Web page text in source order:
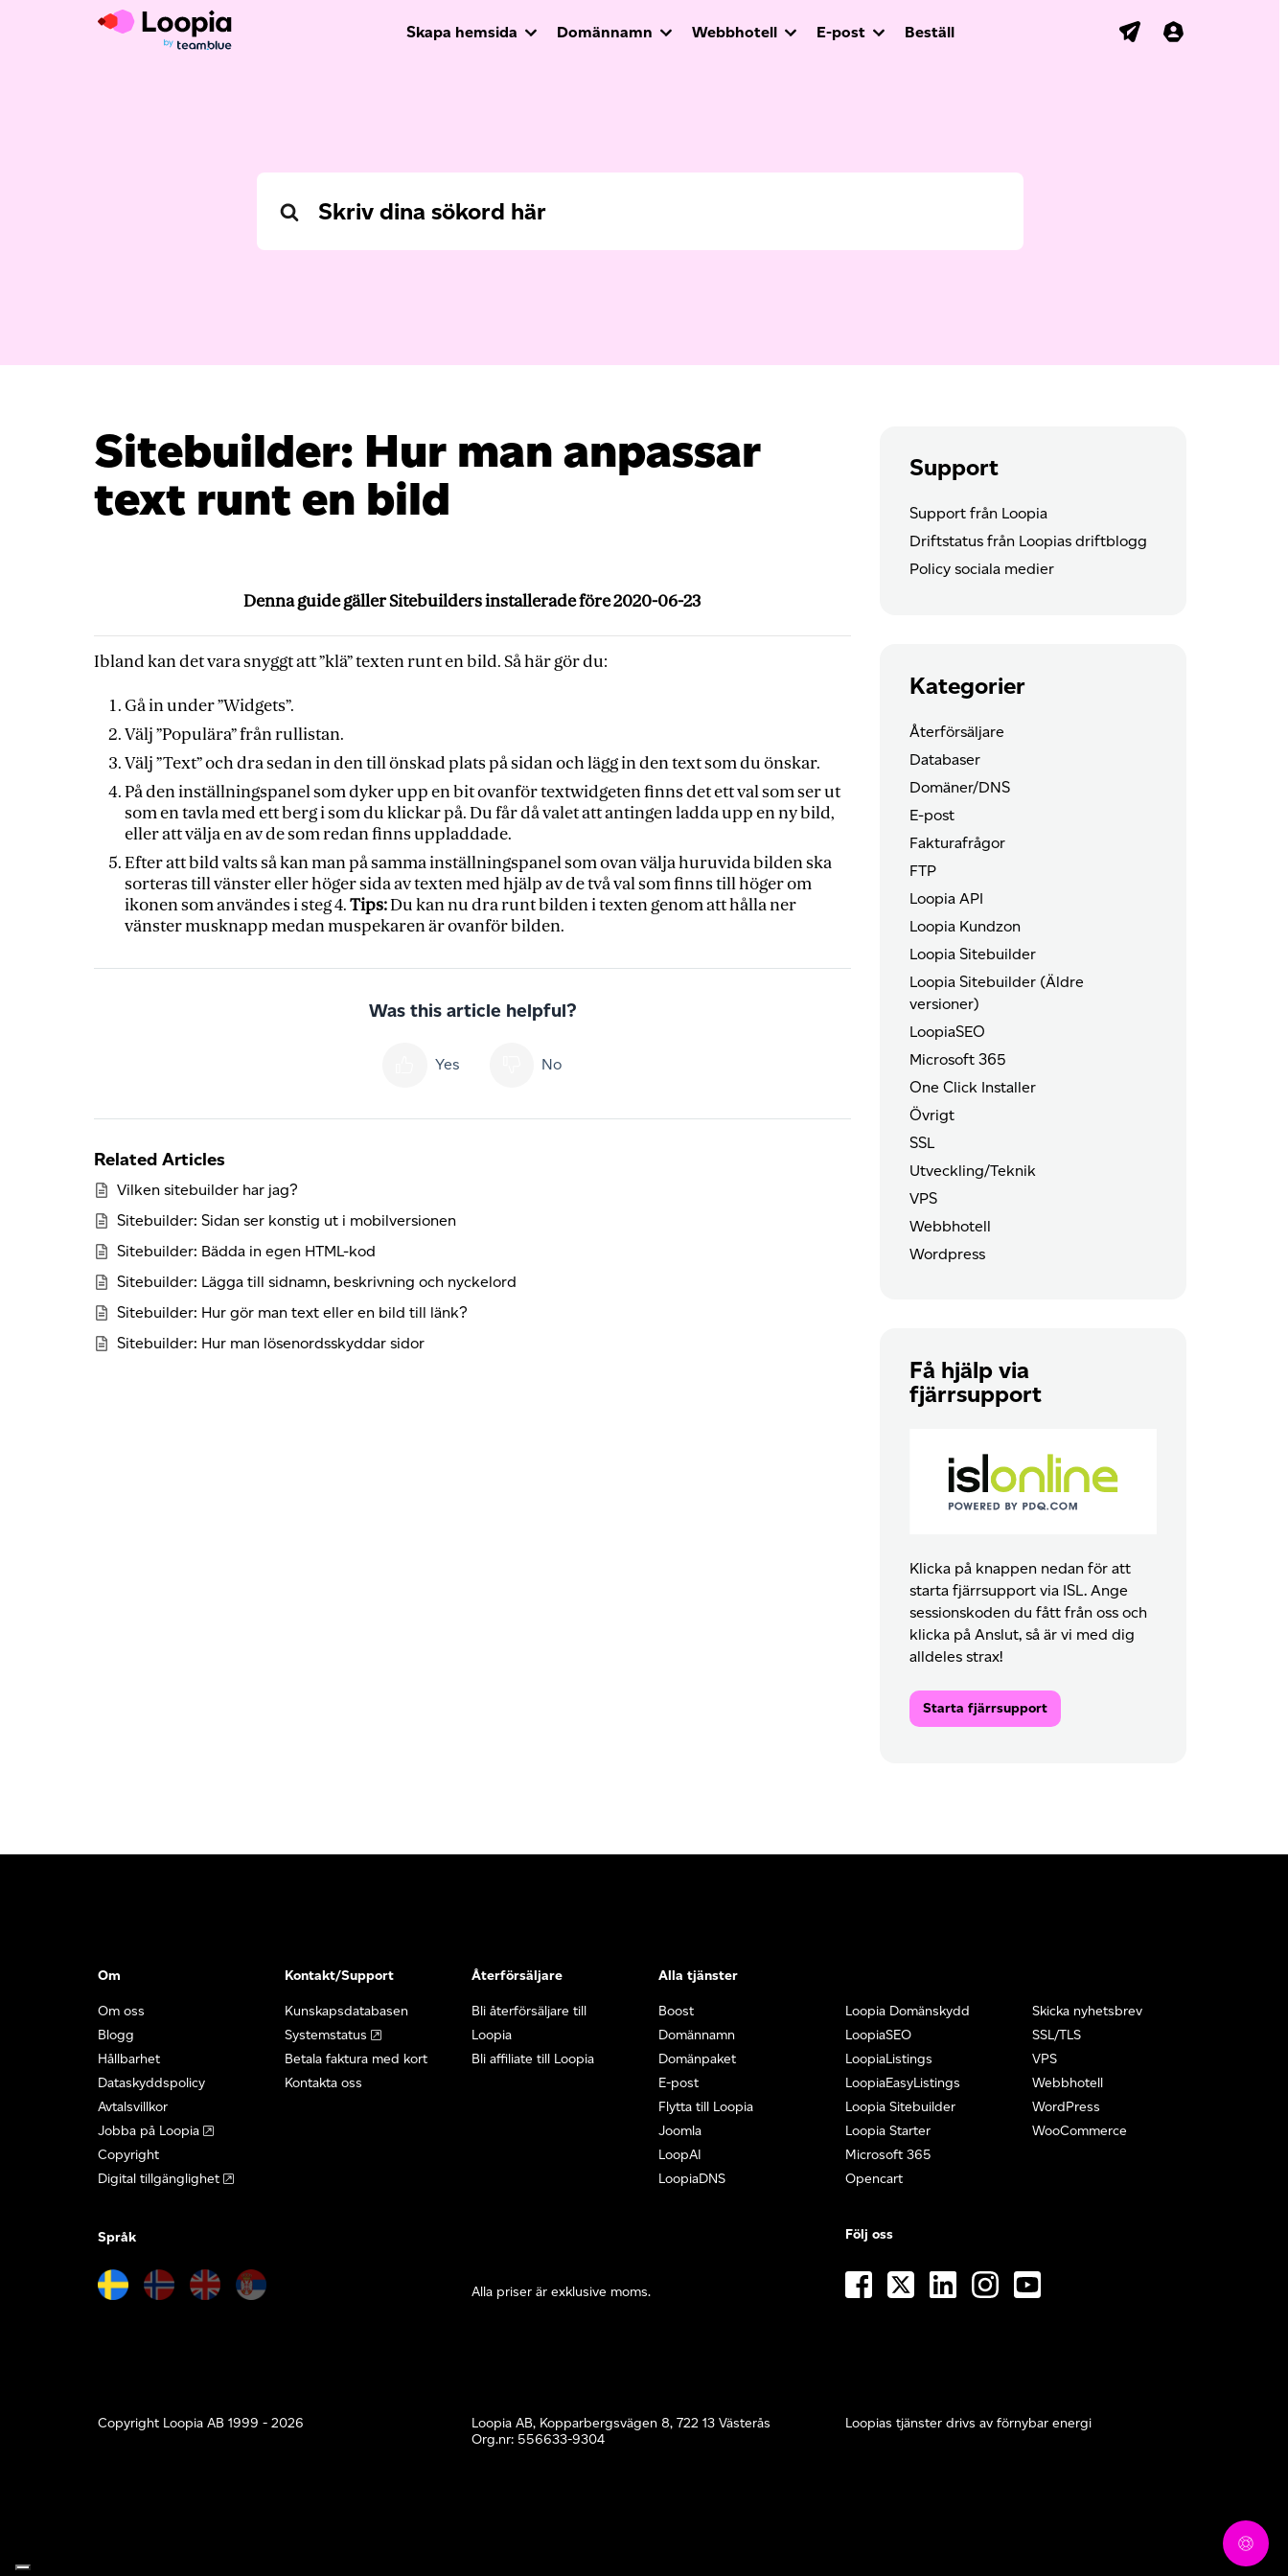
Skapa hemsida Domännamn Webbhotell E-post Beställ
Search
Sitebuilder: Hur man anpassar
text runt en bild
Denna guide gäller Sitebuilders installerade före 2020-06-23
Ibland kan det vara snyggt att ”klä” texten runt en bild. Så här gör du:
Gå in under ”Widgets”.
Välj ”Populära” från rullistan.
Välj ”Text” och dra sedan in den till önskad plats på sidan och lägg in den text som du önskar.
På den inställningspanel som dyker upp en bit ovanför textwidgeten finns det ett val som ser ut
som en tavla med ett berg i som du klickar på. Du får då valet att antingen ladda upp en ny bild,
eller att välja en av de som redan finns uppladdade.
Efter att bild valts så kan man på samma inställningspanel som ovan välja huruvida bilden ska
sorteras till vänster eller höger sida av texten med hjälp av de två val som finns till höger om
ikonen som användes i steg 4.Tips:Du kan nu dra runt bilden i texten genom att hålla ner
vänster musknapp medan muspekaren är ovanför bilden.
Was this article helpful?
Yes No
Related Articles
Vilken sitebuilder har jag?
Sitebuilder: Sidan ser konstig ut i mobilversionen
Sitebuilder: Bädda in egen HTML-kod
Sitebuilder: Lägga till sidnamn, beskrivning och nyckelord
Sitebuilder: Hur gör man text eller en bild till länk?
Sitebuilder: Hur man lösenordsskyddar sidor
Support
Support från Loopia
Driftstatus från Loopias driftblogg
Policy sociala medier
Kategorier
Återförsäljare
Databaser
Domäner/DNS
E-post
Fakturafrågor
FTP
Loopia API
Loopia Kundzon
Loopia Sitebuilder
Loopia Sitebuilder (Äldre
versioner)
LoopiaSEO
Microsoft 365
One Click Installer
Övrigt
SSL
Utveckling/Teknik
VPS
Webbhotell
Wordpress
Få hjälp via
fjärrsupport
Klicka på knappen nedan för att
starta fjärrsupport via ISL. Ange
sessionskoden du fått från oss och
klicka på Anslut, så är vi med dig
alldeles strax!
Starta fjärrsupport
Om
Om oss
Blogg
Hållbarhet
Dataskyddspolicy
Avtalsvillkor
Jobba på Loopia
Copyright
Digital tillgänglighet
Kontakt/Support
Kunskapsdatabasen
Systemstatus
Betala faktura med kort
Kontakta oss
Återförsäljare
Bli återförsäljare till
Loopia
Bli affiliate till Loopia
Alla tjänster
Boost
Domännamn
Domänpaket
E-post
Flytta till Loopia
Joomla
LoopAI
LoopiaDNS
Loopia Domänskydd
LoopiaSEO
LoopiaListings
LoopiaEasyListings
Loopia Sitebuilder
Loopia Starter
Microsoft 365
Opencart
Skicka nyhetsbrev
SSL/TLS
VPS
Webbhotell
WordPress
WooCommerce
Språk
Alla priser är exklusive moms.
Följ oss
Copyright Loopia AB 1999 - 2026
Loopia AB, Kopparbergsvägen 8, 722 13 Västerås
Org.nr: 556633-9304
Loopias tjänster drivs av förnybar energi